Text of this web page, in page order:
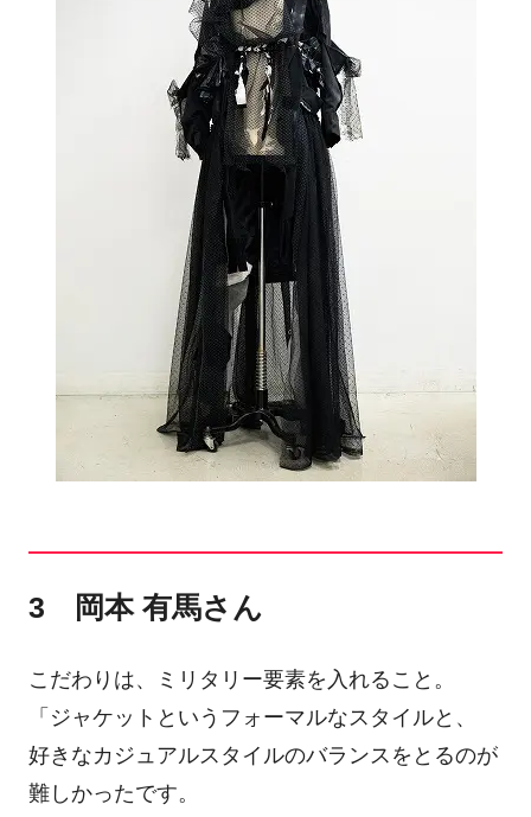
3 岡本 有馬さん
こだわりは、ミリタリー要素を入れること。
「ジャケットというフォーマルなスタイルと、
好きなカジュアルスタイルのバランスをとるのが
難しかったです。